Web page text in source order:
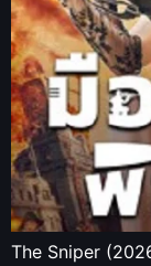
The Sniper